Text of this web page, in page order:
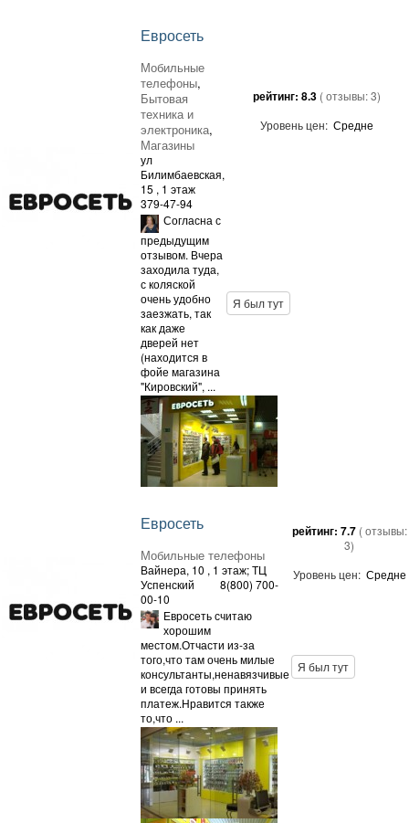
Евросеть
Мобильные
телефоны,
Бытовая
техника и
электроника,
Магазины
ул
Билимбаевская,
15 , 1 этаж
379-47-94
рейтинг: 8.3 ( отзывы:3)
Уровень цен: Средне
Согласна с
предыдущим
отзывом. Вчера
заходила туда,
с коляской
очень удобно
заезжать, так
как даже
дверей нет
(находится в
фойе магазина
"Кировский", ...
Я был тут
Евросеть
Мобильные телефоны
Вайнера, 10 , 1 этаж; ТЦ
Успенский
8(800) 700-
00-10
рейтинг: 7.7 ( отзывы:
3)
Уровень цен: Средне
Евросеть считаю
хорошим
местом.Отчасти из-за
того,что там очень милые
консультанты,ненавязчивые
и всегда готовы принять
платеж.Нравится также
то,что ...
Я был тут